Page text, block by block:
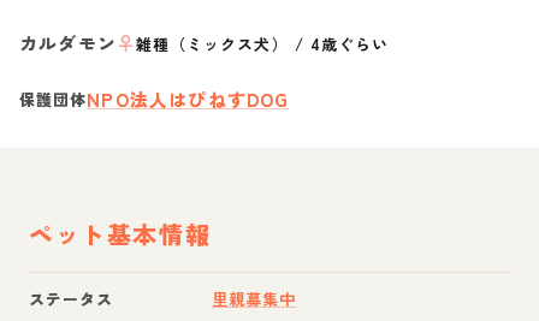
カルダモン♀雑種（ミックス犬） / 4歳ぐらい
保護団体NPO法人はぴねすDOG
ペット基本情報
ステータス 里親募集中